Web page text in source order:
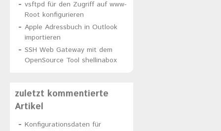
vsftpd für den Zugriff auf www-
Root konfigurieren
Apple Adressbuch in Outlook
importieren
SSH Web Gateway mit dem
OpenSource Tool shellinabox
zuletzt kommentierte
Artikel
Konfigurationsdaten für